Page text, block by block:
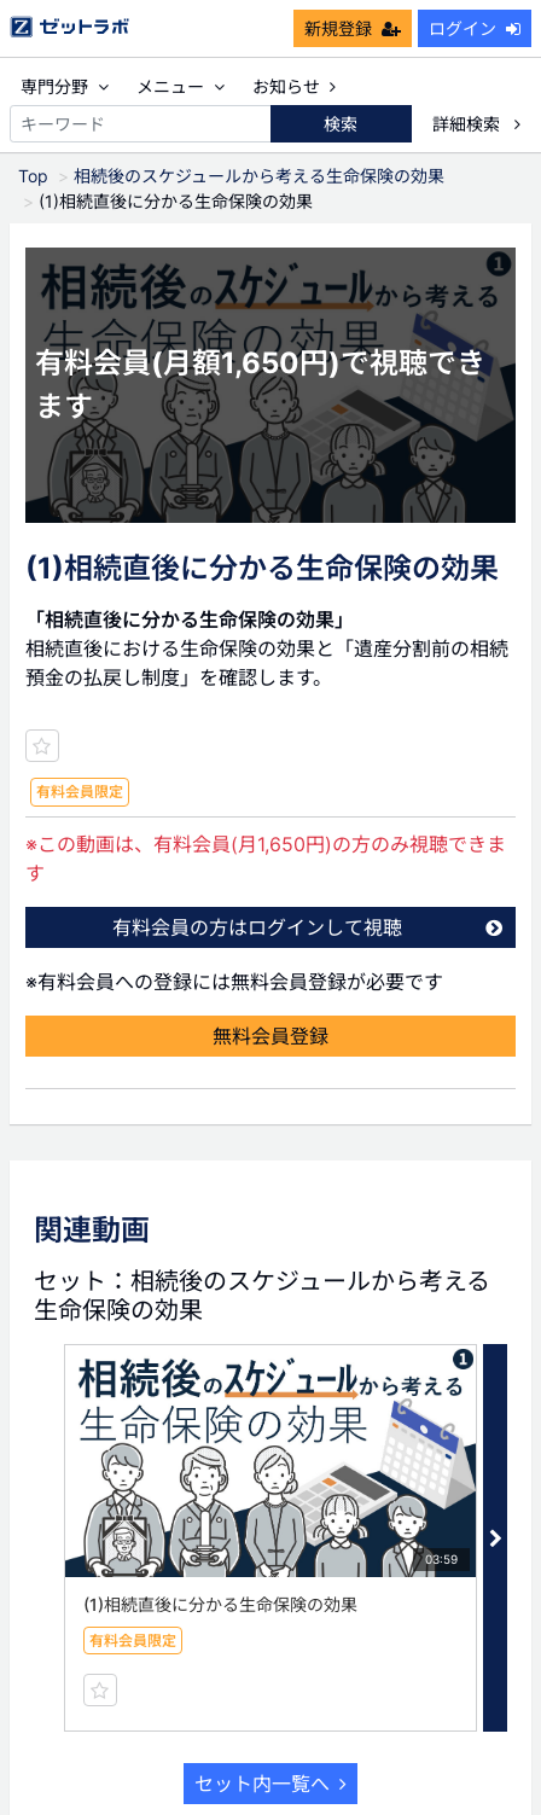
新規登録 ログイン
専門分野 メニュー
お知らせ
検索
詳細検索
Top
相続後のスケジュールから考える生命保険の効果
(1)相続直後に分かる生命保険の効果
有料会員(月額1,650円)で視聴でき
ます
(1)相続直後に分かる生命保険の効果
「相続直後に分かる生命保険の効果」
相続直後における生命保険の効果と「遺産分割前の相続
預金の払戻し制度」を確認します。
有料会員限定
※この動画は、有料会員(月1,650円)の方のみ視聴できま
す
有料会員の方はログインして視聴
※有料会員への登録には無料会員登録が必要です
無料会員登録
次の動画
(2)遺言と生命保険の関係
タグ
保険金請求 遺産分割 遺言
関連動画
セット：相続後のスケジュールから考える
生命保険の効果
03:59
(1)相続直後に分かる生命保険の効果
有料会員限定
セット内一覧へ